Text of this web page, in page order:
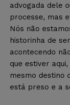
advogada dele
processe, mas
Nós não
historinha de
acontecendo
que estiver
mesmo destino
está preso e a